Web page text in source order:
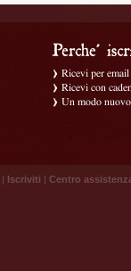
Ricevi per
Ricevi con
Un modo
| Iscriviti | Centro